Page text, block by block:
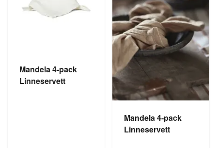
Mandela 4-pack
Linneservett
Mandela 4-pack
Linneservett